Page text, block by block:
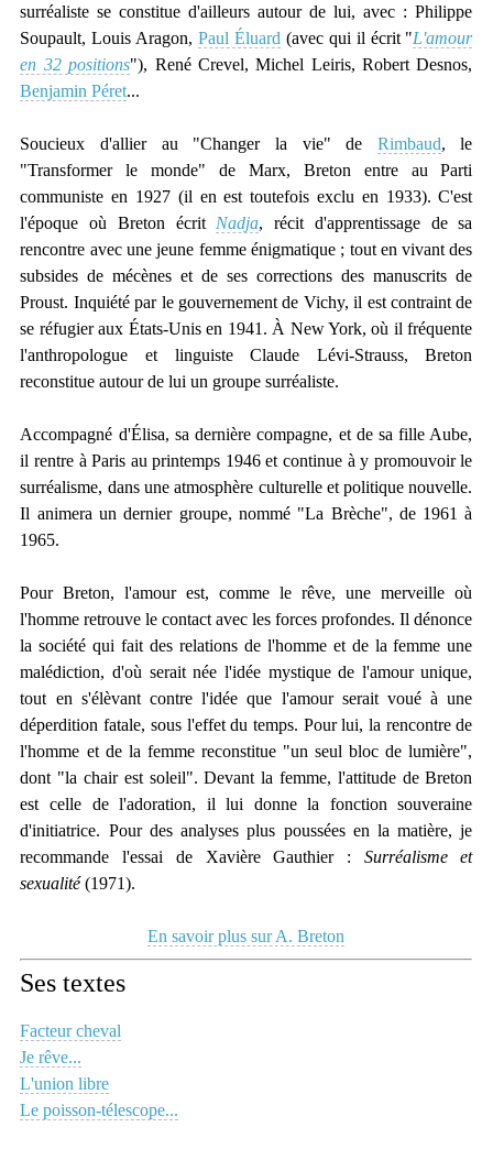
surréaliste se constitue d'ailleurs autour de lui, avec : Philippe
Soupault, Louis Aragon,Paul Éluard (avec qui il écrit "L'amour
en 32 positions"), René Crevel, Michel Leiris, Robert Desnos,
Benjamin Péret...
Soucieux d'allier au "Changer la vie" de Rimbaud, le
"Transformer le monde" de Marx, Breton entre au Parti
communiste en 1927 (il en est toutefois exclu en 1933). C'est
l'époque où Breton écrit Nadja, récit d'apprentissage de sa
rencontre avec une jeune femme énigmatique ; tout en vivant des
subsides de mécènes et de ses corrections des manuscrits de
Proust. Inquiété par le gouvernement de Vichy, il est contraint de
se réfugier aux États-Unis en 1941. À New York, où il fréquente
l'anthropologue et linguiste Claude Lévi-Strauss, Breton
reconstitue autour de lui un groupe surréaliste.
Accompagné d'Élisa, sa dernière compagne, et de sa fille Aube,
il rentre à Paris au printemps 1946 et continue à y promouvoir le
surréalisme, dans une atmosphère culturelle et politique nouvelle.
Il animera un dernier groupe, nommé "La Brèche", de 1961 à
1965.
Pour Breton, l'amour est, comme le rêve, une merveille où
l'homme retrouve le contact avec les forces profondes. Il dénonce
la société qui fait des relations de l'homme et de la femme une
malédiction, d'où serait née l'idée mystique de l'amour unique,
tout en s'élèvant contre l'idée que l'amour serait voué à une
déperdition fatale, sous l'effet du temps. Pour lui, la rencontre de
l'homme et de la femme reconstitue "un seul bloc de lumière",
dont "la chair est soleil". Devant la femme, l'attitude de Breton
est celle de l'adoration, il lui donne la fonction souveraine
d'initiatrice. Pour des analyses plus poussées en la matière, je
recommande l'essai de Xavière Gauthier : Surréalisme et
sexualité(1971).
En savoir plus sur A. Breton
Ses textes
Facteur cheval
Je rêve...
L'union libre
Le poisson-télescope...